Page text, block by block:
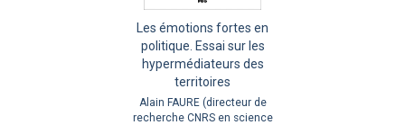
Les émotions fortes en
politique. Essai sur les
hypermédiateurs des
territoires
Alain FAURE (directeur de
recherche CNRS en science